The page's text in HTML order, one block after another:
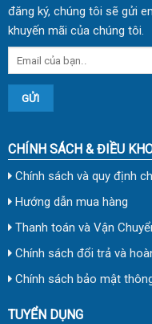
đăng ký, chúng tôi sẽ gửi
khuyến mãi của chúng tôi.
CHÍNH SÁCH & ĐIỀU
Chính sách và quy định
Hướng dẫn mua hàng
Thanh toán và Vận
Chính sách đổi trả và
Chính sách bảo mật
TUYỂN DỤNG